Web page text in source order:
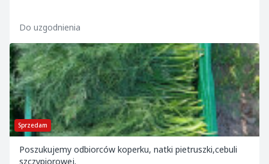
Do uzgodnienia
Sprzedam
Poszukujemy odbiorców koperku, natki pietruszki,cebuli
szczypiorowej.